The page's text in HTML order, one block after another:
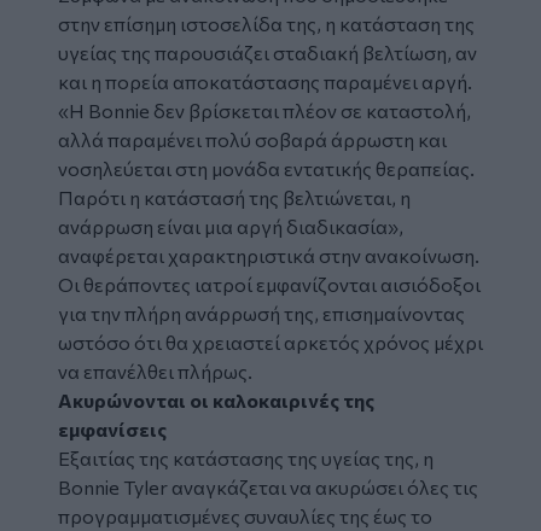
στην επίσημη ιστοσελίδα της, η κατάσταση της
υγείας της παρουσιάζει σταδιακή βελτίωση, αν
και η πορεία αποκατάστασης παραμένει αργή.
«Η Bonnie δεν βρίσκεται πλέον σε καταστολή,
αλλά παραμένει πολύ σοβαρά άρρωστη και
νοσηλεύεται στη μονάδα εντατικής θεραπείας.
Παρότι η κατάστασή της βελτιώνεται, η
ανάρρωση είναι μια αργή διαδικασία»,
αναφέρεται χαρακτηριστικά στην ανακοίνωση.
Οι θεράποντες ιατροί εμφανίζονται αισιόδοξοι
για την πλήρη ανάρρωσή της, επισημαίνοντας
ωστόσο ότι θα χρειαστεί αρκετός χρόνος μέχρι
να επανέλθει πλήρως.
Ακυρώνονται οι καλοκαιρινές της
εμφανίσεις
Εξαιτίας της κατάστασης της υγείας της, η
Bonnie Tyler αναγκάζεται να ακυρώσει όλες τις
προγραμματισμένες συναυλίες της έως το